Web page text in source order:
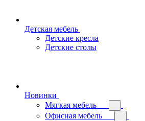
Детская мебель
Детские кресла
Детские столы
Новинки
Мягкая мебель
Офисная мебель